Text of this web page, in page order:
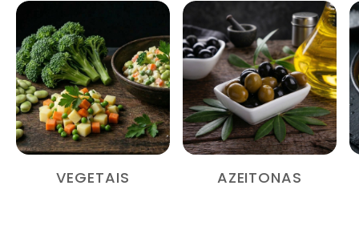
VEGETAIS AZEITONAS